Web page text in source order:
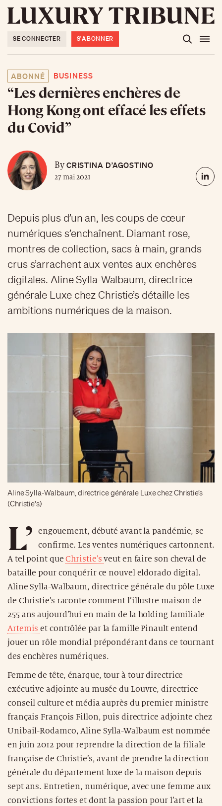
SE CONNECTER S'ABONNER
ABONNÉ BUSINESS
“Les dernières enchères de
Hong Kong ont effacé les effets
du Covid”
ByCRISTINA D’AGOSTINO
27 mai 2021
Depuis plus d’un an, les coups de cœur
numériques s’enchaînent. Diamant rose,
montres de collection, sacs à main, grands
crus s’arrachent aux ventes aux enchères
digitales. Aline Sylla-Walbaum, directrice
générale Luxe chez Christie’s détaille les
ambitions numériques de la maison.
Aline Sylla-Walbaum, directrice générale Luxe chez Christie’s
(Christie's)
L’
engouement, débuté avant la pandémie, se
confirme. Les ventes numériques cartonnent.
A tel point queChristie’sveut en faire son cheval de
bataille pour conquérir ce nouvel eldorado digital.
Aline Sylla-Walbaum, directrice générale du pôle Luxe
de Christie’s raconte comment l’illustre maison de
255 ans aujourd’hui en main de la holding familiale
Artemiset contrôlée par la famille Pinault entend
jouer un rôle mondial prépondérant dans ce tournant
des enchères numériques.
Femme de tête, énarque, tour à tour directrice
exécutive adjointe au musée du Louvre, directrice
conseil culture et média auprès du premier ministre
français François Fillon, puis directrice adjointe chez
Unibail-Rodamco, Aline Sylla-Walbaum est nommée
en juin 2012 pour reprendre la direction de la filiale
française de Christie’s, avant de prendre la direction
générale du département luxe de la maison depuis
sept ans. Entretien, numérique, avec une femme aux
convictions fortes et dont la passion pour l’art et la